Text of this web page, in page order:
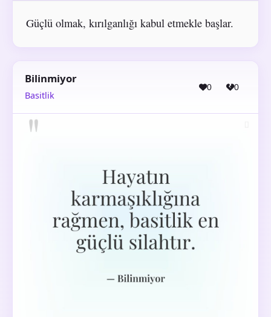
Güçlü olmak, kırılganlığı kabul etmekle başlar.
Bilinmiyor
Basitlik
0 0